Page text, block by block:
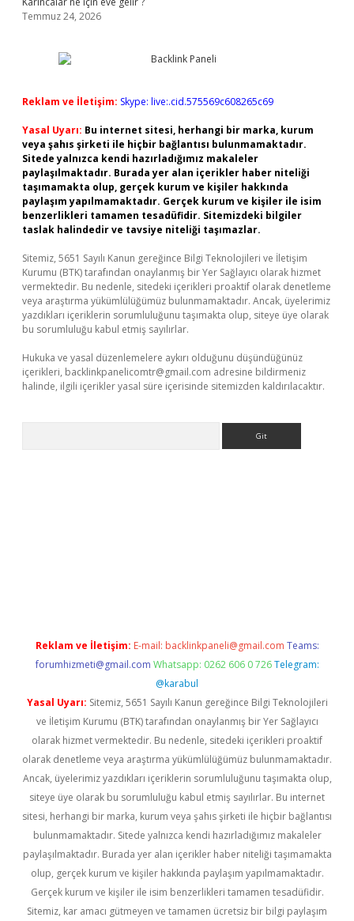
Temmuz 24, 2026
Reklam ve İletişim: Skype: live:.cid.575569c608265c69
Yasal Uyarı: Bu internet sitesi, herhangi bir marka, kurum
veya şahıs şirketi ile hiçbir bağlantısı bulunmamaktadır.
Sitede yalnızca kendi hazırladığımız makaleler
paylaşılmaktadır. Burada yer alan içerikler haber niteliği
taşımamakta olup, gerçek kurum ve kişiler hakkında
paylaşım yapılmamaktadır. Gerçek kurum ve kişiler ile isim
benzerlikleri tamamen tesadüfidir. Sitemizdeki bilgiler
taslak halindedir ve tavsiye niteliği taşımazlar.
Sitemiz, 5651 Sayılı Kanun gereğince Bilgi Teknolojileri ve İletişim
Kurumu (BTK) tarafından onaylanmış bir Yer Sağlayıcı olarak hizmet
vermektedir. Bu nedenle, sitedeki içerikleri proaktif olarak denetleme
veya araştırma yükümlülüğümüz bulunmamaktadır. Ancak, üyelerimiz
yazdıkları içeriklerin sorumluluğunu taşımakta olup, siteye üye olarak
bu sorumluluğu kabul etmiş sayılırlar.
Hukuka ve yasal düzenlemelere aykırı olduğunu düşündüğünüz
içerikleri, backlinkpanelicomtr@gmail.com adresine bildirmeniz
halinde, ilgili içerikler yasal süre içerisinde sitemizden kaldırılacaktır.
Reklam ve İletişim: E-mail: backlinkpaneli@gmail.com Teams:
forumhizmeti@gmail.com Whatsapp: 0262 606 0 726 Telegram:
@karabul
Yasal Uyarı: Sitemiz, 5651 Sayılı Kanun gereğince Bilgi Teknolojileri
ve İletişim Kurumu (BTK) tarafından onaylanmış bir Yer Sağlayıcı
olarak hizmet vermektedir. Bu nedenle, sitedeki içerikleri proaktif
olarak denetleme veya araştırma yükümlülüğümüz bulunmamaktadır.
Ancak, üyelerimiz yazdıkları içeriklerin sorumluluğunu taşımakta olup,
siteye üye olarak bu sorumluluğu kabul etmiş sayılırlar. Bu internet
sitesi, herhangi bir marka, kurum veya şahıs şirketi ile hiçbir bağlantısı
bulunmamaktadır. Sitede yalnızca kendi hazırladığımız makaleler
paylaşılmaktadır. Burada yer alan içerikler haber niteliği taşımamakta
olup, gerçek kurum ve kişiler hakkında paylaşım yapılmamaktadır.
Gerçek kurum ve kişiler ile isim benzerlikleri tamamen tesadüfidir.
Sitemiz, kar amacı gütmeyen ve tamamen ücretsiz bir bilgi paylaşım